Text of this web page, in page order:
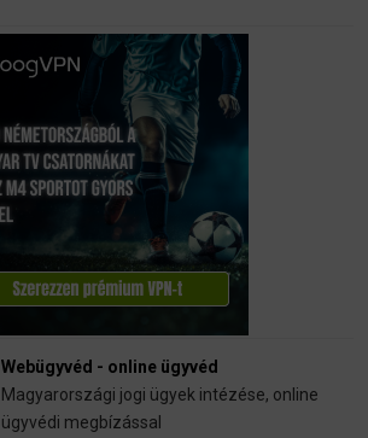
Webügyvéd - online ügyvéd
Magyarországi jogi ügyek intézése, online
ügyvédi megbízással